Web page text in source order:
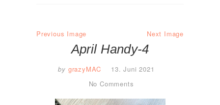
Previous Image Next Image
April Handy-4
by grazyMAC
13. Juni 2021
No Comments